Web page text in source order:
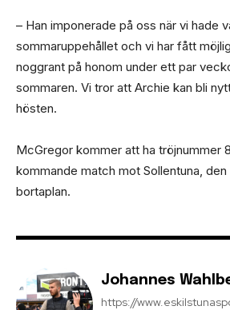
– Han imponerade på oss när vi hade
sommaruppehållet och vi har fått
noggrant på honom under ett par
sommaren. Vi tror att Archie kan bli
hösten.
McGregor kommer att ha tröjnummer
kommande match mot Sollentuna, den
bortaplan.
Johannes
https://